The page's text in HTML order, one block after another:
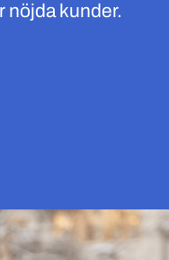
nöjda kunder.